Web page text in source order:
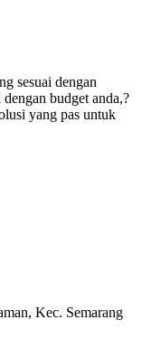
sesuai dengan
budget anda,?
yang pas untuk
Kec. Semarang